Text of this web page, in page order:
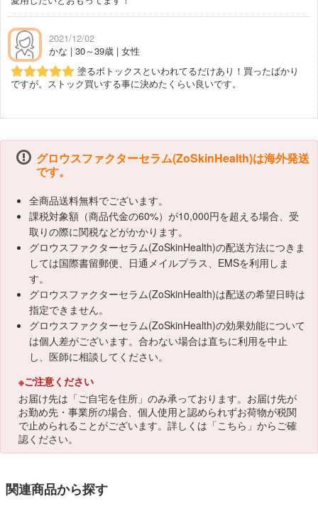
2021/12/02
かな | 30～39歳 | 女性
塗るボトックスといわれてるだけあり！買ったばかり
ですが。ストック買いする事に決めたくらい良いです。
グロウスファクターセラム(ZoSkinHealth)は海外発送
です。
全商品送料無料でございます。
課税対象額（商品代金の60%）が10,000円を超える場合、受
取りの際に関税などがかかります。
グロウスファクターセラム(ZoSkinHealth)の配送方法につきま
しては国際書留郵便、日通メイルプラス、EMSを利用しま
す。
グロウスファクターセラム(ZoSkinHealth)は配送の希望日時は
指定できません。
グロウスファクターセラム(ZoSkinHealth)の効果効能について
は個人差がございます。合わない場合は直ちに利用を中止
し、医師に相談してください。
※ご注意ください
お届け先は「ご自宅を住所」のみ承っております。お届け先が
お勤め先・事業所の場合、個人使用と認められずお荷物が税関
で止められることがございます。詳しくは「こちら 」からご確
認ください。
関連商品から探す